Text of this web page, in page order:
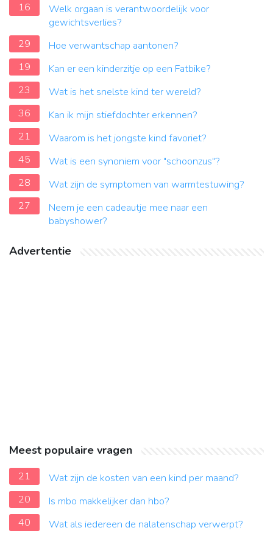
16
Welk orgaan is verantwoordelijk voor
gewichtsverlies?
29
Hoe verwantschap aantonen?
19
Kan er een kinderzitje op een Fatbike?
23
Wat is het snelste kind ter wereld?
36
Kan ik mijn stiefdochter erkennen?
21
Waarom is het jongste kind favoriet?
45
Wat is een synoniem voor "schoonzus"?
28
Wat zijn de symptomen van warmtestuwing?
27
Neem je een cadeautje mee naar een
babyshower?
Advertentie
Meest populaire vragen
21
Wat zijn de kosten van een kind per maand?
20
Is mbo makkelijker dan hbo?
40
Wat als iedereen de nalatenschap verwerpt?